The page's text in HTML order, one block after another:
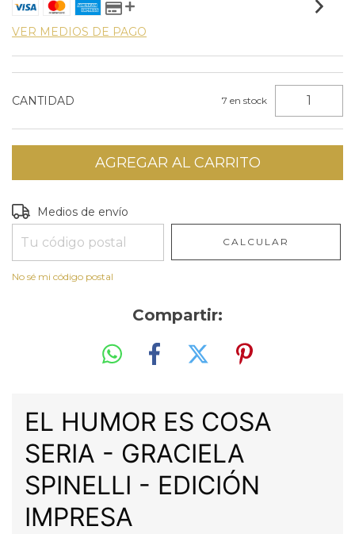
VER MEDIOS DE PAGO
CANTIDAD 7 en stock
Entregas para el CP:
Medios de envío
CALCULAR
No sé mi código postal
Compartir:
EL HUMOR ES COSA
SERIA - GRACIELA
SPINELLI - EDICIÓN
IMPRESA